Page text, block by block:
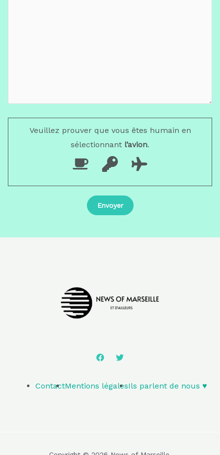
Veuillez prouver que vous êtes humain en
sélectionnant l’avion.
ContactMentions légalesIls parlent de nous ♥️